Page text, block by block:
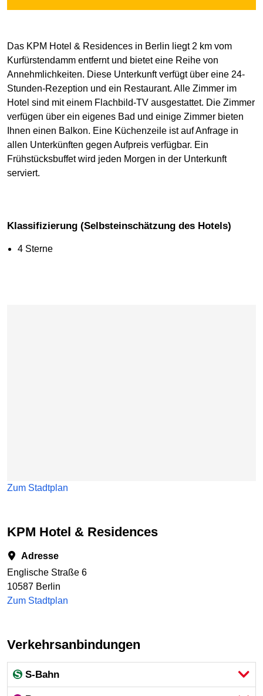
Das KPM Hotel & Residences in Berlin liegt 2 km vom
Kurfürstendamm entfernt und bietet eine Reihe von
Annehmlichkeiten. Diese Unterkunft verfügt über eine 24-
Stunden-Rezeption und ein Restaurant. Alle Zimmer im
Hotel sind mit einem Flachbild-TV ausgestattet. Die Zimmer
verfügen über ein eigenes Bad und einige Zimmer bieten
Ihnen einen Balkon. Eine Küchenzeile ist auf Anfrage in
allen Unterkünften gegen Aufpreis verfügbar. Ein
Frühstücksbuffet wird jeden Morgen in der Unterkunft
serviert.
Klassifizierung (Selbsteinschätzung des Hotels)
4 Sterne
Zum Stadtplan
KPM Hotel & Residences
Adresse
Englische Straße 6
10587 Berlin
Zum Stadtplan
Verkehrsanbindungen
S-Bahn